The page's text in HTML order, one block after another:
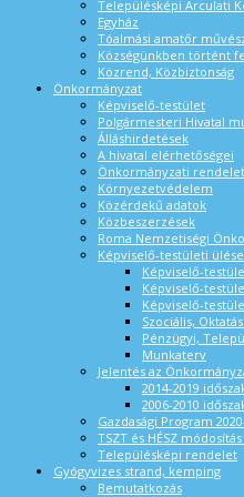
Településképi Arculati
Egyház
Tóalmási amatőr
Községünkben történt
Közrend, Közbiztonság
Önkormányzat
Képviselő-testület
Polgármesteri Hivatal
Álláshirdetések
A hivatal elérhetőségei
Önkormányzati
Környezetvédelem
Közérdekű adatok
Közbeszerzések
Roma Nemzetiségi
Képviselő-testületi
Képviselő-
Képviselő-
Képviselő-
Szociális,
Pénzügyi,
Munkaterv
Jelentés az
2014-2019
2006-2010
Gazdasági Program
TSZT és HÉSZ módosítás
Településképi rendelet
Gyógyvizes strand, kemping
Bemutatkozás